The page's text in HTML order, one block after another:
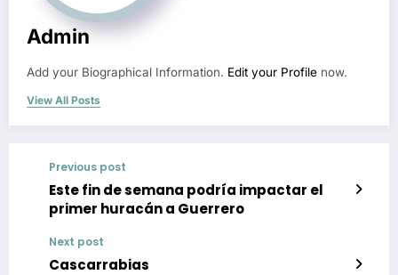
Admin
Add your Biographical Information. Edit your Profile now.
View All Posts
Previous post
Este fin de semana podría impactar el
primer huracán a Guerrero
Next post
Cascarrabias